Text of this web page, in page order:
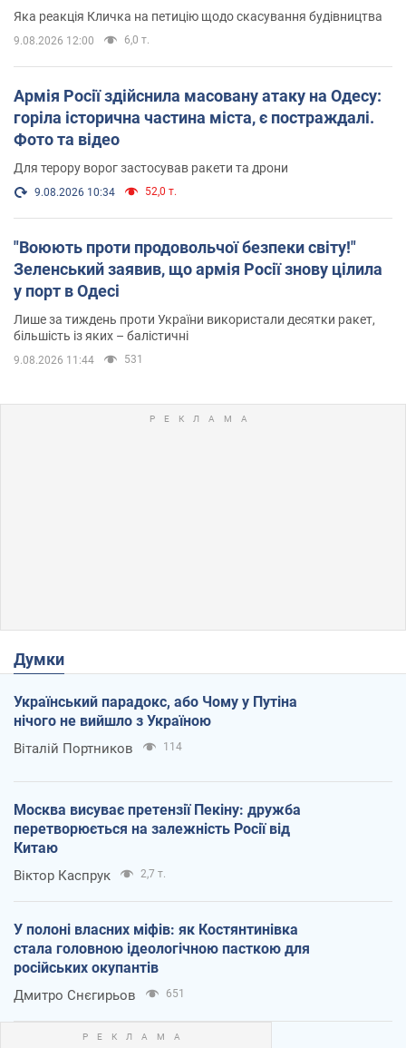
вірянина"
Яка реакція Кличка на петицію щодо скасування будівництва
9.08.2026 12:00 6,0 т.
Армія Росії здійснила масовану атаку на Одесу:
горіла історична частина міста, є постраждалі.
Фото та відео
Для терору ворог застосував ракети та дрони
9.08.2026 10:34 52,0 т.
"Воюють проти продовольчої безпеки світу!"
Зеленський заявив, що армія Росії знову цілила
у порт в Одесі
Лише за тиждень проти України використали десятки ракет,
більшість із яких – балістичні
9.08.2026 11:44 531
Думки
Український парадокс, або Чому у Путіна
нічого не вийшло з Україною
Віталій Портников 114
Москва висуває претензії Пекіну: дружба
перетворюється на залежність Росії від
Китаю
Віктор Каспрук 2,7 т.
У полоні власних міфів: як Костянтинівка
стала головною ідеологічною пасткою для
російських окупантів
Дмитро Снєгирьов 651